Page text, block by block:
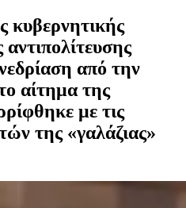
κυβερνητικής
από την
αίτημα της
με τις
της «γαλάζιας»